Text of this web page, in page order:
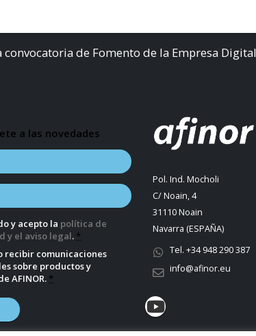
de Fomento de la Empresa
a las novedades
y acepto la política de
y el aviso legal. *
recibir comunicaciones
sobre productos y
AFINOR. *
Pol. Ind. Mocholi
C/ Noain, 4
31110 Noain
Navarra (ESPAÑA)
Tel. +34 948 290 387
info@afinor.eu